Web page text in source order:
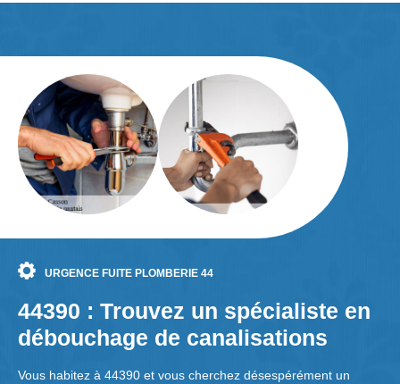
URGENCE FUITE PLOMBERIE 44
44390 : Trouvez un spécialiste en
débouchage de canalisations
Vous habitez à 44390 et vous cherchez désespérément un